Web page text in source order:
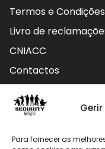
Para fornecer as
Termos e Condições
Livro de
CNIACC
Contactos
Contactos